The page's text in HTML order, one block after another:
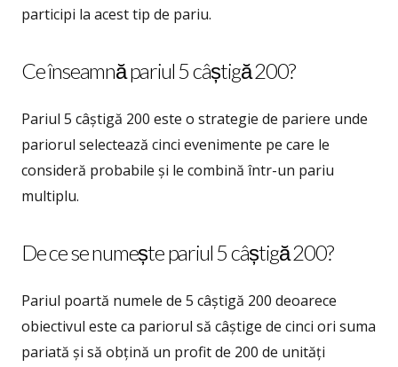
participi la acest tip de pariu.
Ce înseamnă pariul 5 câștigă 200?
Pariul 5 câștigă 200 este o strategie de pariere unde
pariorul selectează cinci evenimente pe care le
consideră probabile și le combină într-un pariu
multiplu.
De ce se numește pariul 5 câștigă 200?
Pariul poartă numele de 5 câștigă 200 deoarece
obiectivul este ca pariorul să câștige de cinci ori suma
pariată și să obțină un profit de 200 de unități